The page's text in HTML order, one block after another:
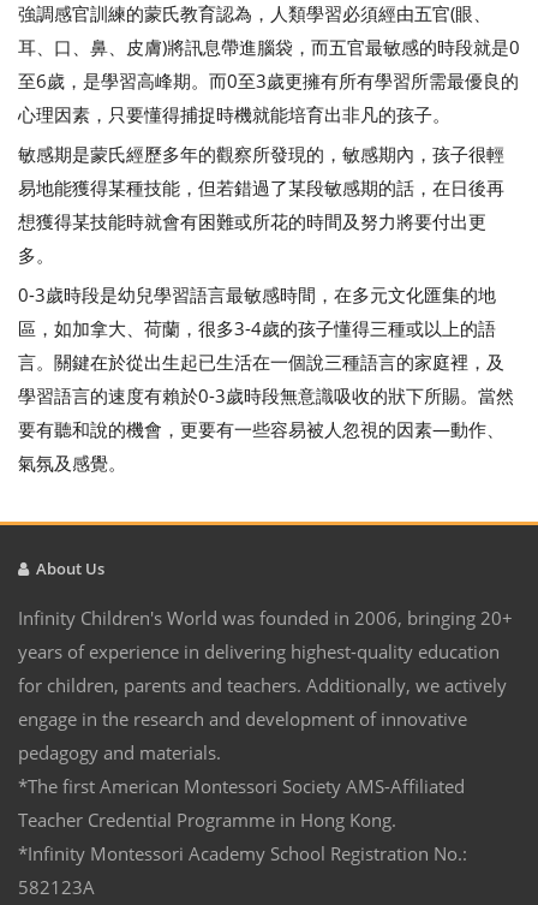
強調感官訓練的蒙氏教育認為，人類學習必須經由五官(眼、
耳、口、鼻、皮膚)將訊息帶進腦袋，而五官最敏感的時段就是0
至6歲，是學習高峰期。而0至3歲更擁有所有學習所需最優良的
心理因素，只要懂得捕捉時機就能培育出非凡的孩子。
敏感期是蒙氏經歷多年的觀察所發現的，敏感期內，孩子很輕
易地能獲得某種技能，但若錯過了某段敏感期的話，在日後再
想獲得某技能時就會有困難或所花的時間及努力將要付出更
多。
0-3歲時段是幼兒學習語言最敏感時間，在多元文化匯集的地
區，如加拿大、荷蘭，很多3-4歲的孩子懂得三種或以上的語
言。關鍵在於從出生起已生活在一個說三種語言的家庭裡，及
學習語言的速度有賴於0-3歲時段無意識吸收的狀下所賜。當然
要有聽和說的機會，更要有一些容易被人忽視的因素—動作、
氣氛及感覺。
About Us
Infinity Children's World was founded in 2006, bringing 20+
years of experience in delivering highest-quality education
for children, parents and teachers. Additionally, we actively
engage in the research and development of innovative
pedagogy and materials.
*The first American Montessori Society AMS-Affiliated
Teacher Credential Programme in Hong Kong.
*Infinity Montessori Academy School Registration No.:
582123A